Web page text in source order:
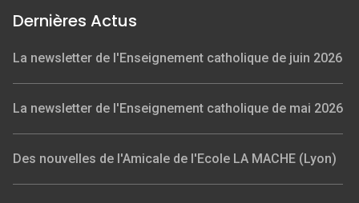
Dernières Actus
La newsletter de l'Enseignement catholique de juin 2026
La newsletter de l'Enseignement catholique de mai 2026
Des nouvelles de l'Amicale de l'Ecole LA MACHE (Lyon)